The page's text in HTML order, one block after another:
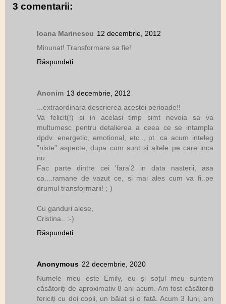
3 comentarii:
Ioana Marinescu 12 decembrie, 2012
Minunat! Transformare sa fie!
Răspundeți
Anonim 13 decembrie, 2012
...extraordinara descrierea acestei perioade!!
Va felicit(!) si in acelasi timp simt nevoia sa va
multumesc pentru detalierea a ceea ce se intampla
dpdv. energetic, emotional, etc.., pt. ca acum inteleg
"niste" aspecte, dupa cum sunt si altele pe care inca
nu..
Fac parte dintre cei 'fara'2 in data nasterii, asa
ca....ramane de vazut ce, si mai ales cum va fi..pe
drumul transformarii! ;-)
Cu ganduri alese,
Cristina.. :-)
Răspundeți
Anonymous 22 decembrie, 2020
Numele meu este Emily, eu și soțul meu suntem
căsătoriți de aproximativ 8 ani acum. Am fost căsătoriți
fericiți cu doi copii, un băiat și o fată. Acum 3 luni, am